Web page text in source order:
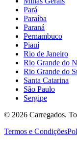
Pará
Paraíba
Paraná
Pernambuco
Piauí
Rio de Janeiro
Rio Grande do
Rio Grande do
Santa Catarina
São Paulo
Sergipe
© 2026 Carregados.
Termos e Condições